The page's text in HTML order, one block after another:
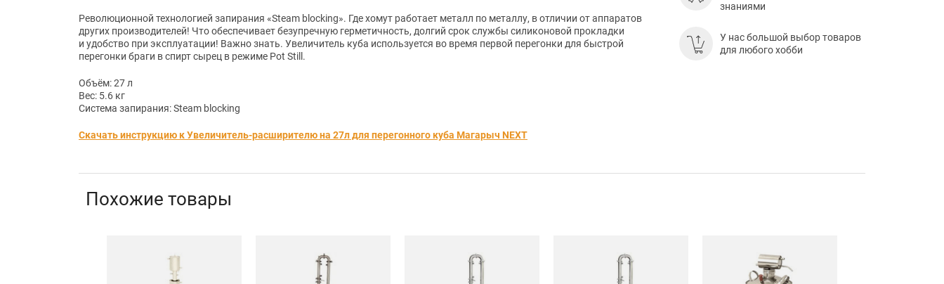
Революционной технологией запирания «Steam blocking». Где хомут работает металл по металлу, в отличии от аппаратов
других производителей! Что обеспечивает безупречную герметичность, долгий срок службы силиконовой прокладки
и удобство при эксплуатации! Важно знать. Увеличитель куба используется во время первой перегонки для быстрой
перегонки браги в спирт сырец в режиме Pot Still.
Объём: 27 л
Вес: 5.6 кг
Система запирания: Steam blocking
Скачать инструкцию к Увеличитель-расширителю на 27л для перегонного куба Магарыч NEXT
знаниями
У нас большой выбор товаров
для любого хобби
Похожие товары